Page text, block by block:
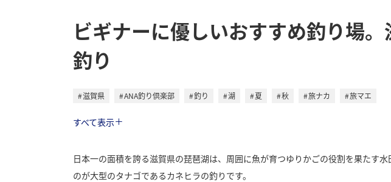
ビギナーに優しいおすすめ釣り場
釣り
滋賀県 ANA釣り倶楽部 釣り 湖 夏 秋 旅ナカ
旅マエ
すべて表示
日本一の面積を誇る滋賀県の琵琶湖は、周囲に魚が育つゆりかごの役割を果たす
のが大型のタナゴであるカネヒラの釣りです。